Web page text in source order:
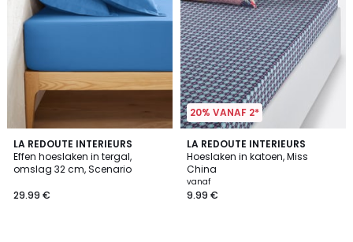
LA REDOUTE INTERIEURS
Effen hoeslaken in tergal,
omslag 32 cm, Scenario
29.99 €
4.3
/ 5
20% VANAF 2*
LA REDOUTE INTERIEURS
Hoeslaken in katoen, Miss
China
vanaf
9.99 €
4.5
/ 5